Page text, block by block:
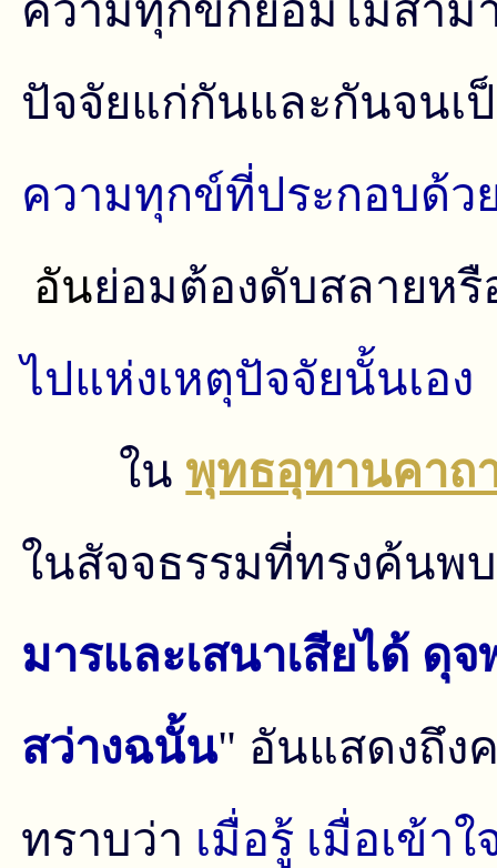
ความทุกข์ก็ย่อมไม่สาม
ปัจจัยแก่กันและกันจนเ
ความทุกข์ที่ประกอบด้ว
อันย่อมต้องดับสลายห
ไปแห่งเหตุปัจจัยนั้นเอง
ใน พุทธอุทานคาถ
ในสัจจธรรมที่ทรงค้นพ
มารและเสนาเสียได้ ดุ
สว่างฉนั้น" อันแสดงถึง
ทราบว่า เมื่อรู้ เมื่อเข้า